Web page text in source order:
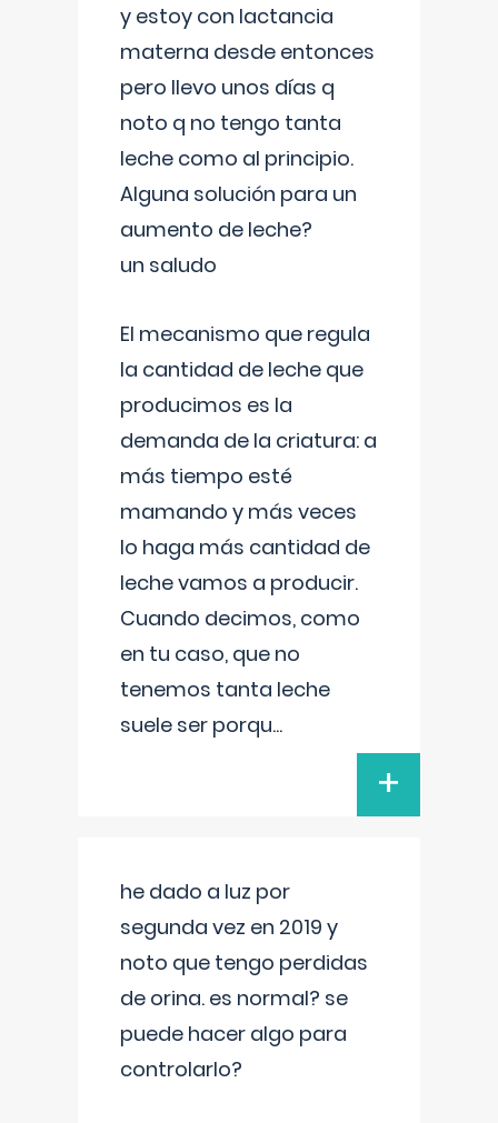
y estoy con lactancia
materna desde entonces
pero llevo unos días q
noto q no tengo tanta
leche como al principio.
Alguna solución para un
aumento de leche?
un saludo
El mecanismo que regula
la cantidad de leche que
producimos es la
demanda de la criatura: a
más tiempo esté
mamando y más veces
lo haga más cantidad de
leche vamos a producir.
Cuando decimos, como
en tu caso, que no
tenemos tanta leche
suele ser porqu...
+
he dado a luz por
segunda vez en 2019 y
noto que tengo perdidas
de orina. es normal? se
puede hacer algo para
controlarlo?